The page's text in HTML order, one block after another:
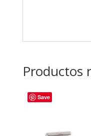
Productos
Save